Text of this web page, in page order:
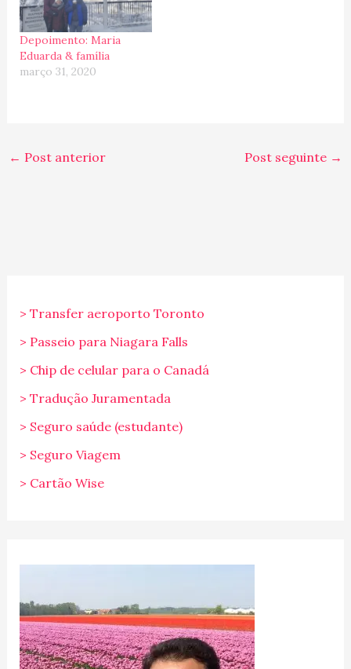
Depoimento: Maria
Eduarda & família
março 31, 2020
← Post anterior Post seguinte →
> Transfer aeroporto Toronto
> Passeio para Niagara Falls
> Chip de celular para o Canadá
> Tradução Juramentada
> Seguro saúde (estudante)
> Seguro Viagem
> Cartão Wise